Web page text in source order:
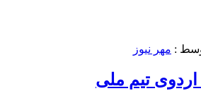
: مهر نیوز
تیم ملی